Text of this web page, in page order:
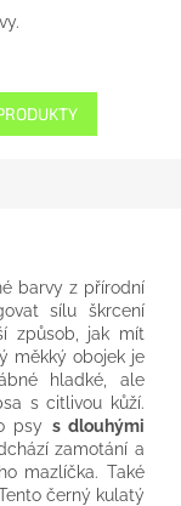
barvy z přírodní
sílu škrcení
způsob, jak mít
měkký obojek je
hladké, ale
s citlivou kůží.
psy s dlouhými
zamotání a
mazlíčka. Také
černý kulatý